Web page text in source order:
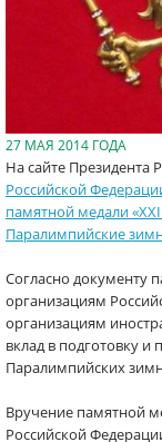
27 МАЯ 2014 ГОДА
На сайте Президента
Российской
памятной медали
Паралимпийские
Согласно документу
организациям
организациям
вклад в подготовку
Паралимпийских
Вручение памятной
Российской